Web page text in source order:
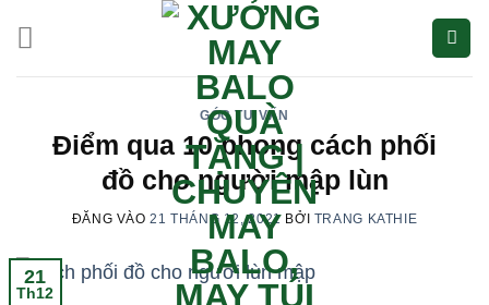
qua
nội
GÓC TƯ VẤN
Điểm qua 10 phong cách phối
đồ cho người mập lùn
ĐĂNG VÀO21 THÁNG 12, 2021 BỞI TRANG KATHIE
21
Th12